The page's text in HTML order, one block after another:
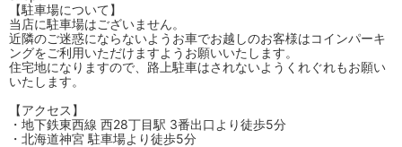
【駐車場について】
当店に駐車場はございません。
近隣のご迷惑にならないようお車でお越しのお客様はコインパーキ
ングをご利用いただけますようお願いいたします。
住宅地になりますので、路上駐車はされないようくれぐれもお願い
いたします。
【アクセス】
・地下鉄東西線 西28丁目駅 3番出口より徒歩5分
・北海道神宮 駐車場より徒歩5分